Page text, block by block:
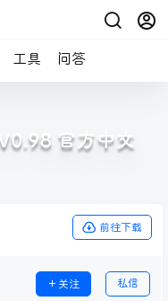
工具 问答
官方中文
前往下载
关注 私信